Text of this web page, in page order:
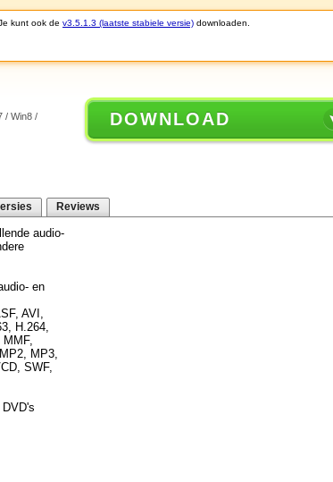
kunt ook de v3.5.1.3 (laatste stabiele versie) downloaden.
/ Win8 /
DOWNLOAD
Reviews
audio-
en
AVI,
H.264,
MMF,
MP3,
SWF,